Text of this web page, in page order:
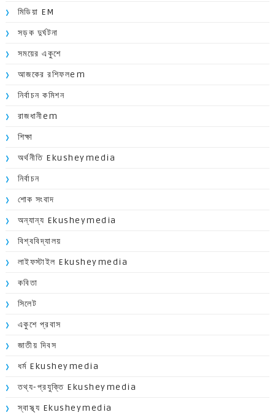
মিডিয়া EM
সড়ক দুর্ঘটনা
সময়ের একুশে
আজকের রশিফলem
নির্বাচন কমিশন
রাজধানীem
শিক্ষা
অর্থনীতি Ekusheymedia
নির্বাচন
শোক সংবাদ
অন্যান্য Ekusheymedia
বিশ্ববিদ্যালয়
লাইফস্টাইল Ekusheymedia
কবিতা
সিলেট
একুশে প্রবাস
জাতীয় দিবস
ধর্ম Ekusheymedia
তথ্য-প্রযুক্তি Ekusheymedia
স্বাস্থ্য Ekusheymedia